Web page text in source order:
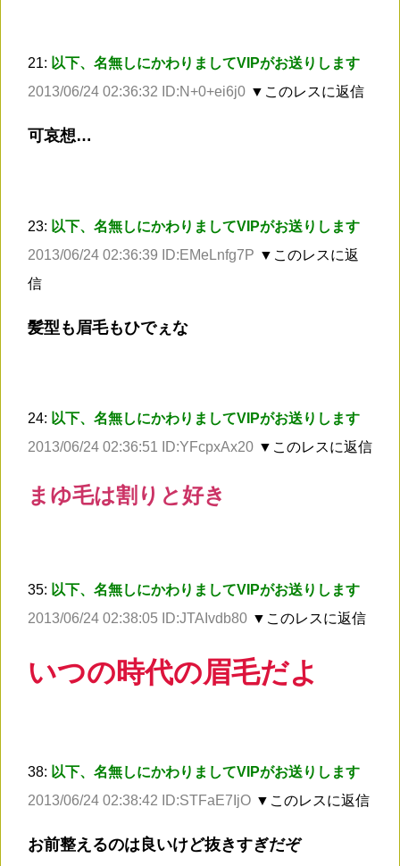
21: 以下、名無しにかわりましてVIPがお送りします
2013/06/24 02:36:32 ID:N+0+ei6j0 ▼このレスに返信
可哀想…
23: 以下、名無しにかわりましてVIPがお送りします
2013/06/24 02:36:39 ID:EMeLnfg7P ▼このレスに返
信
髪型も眉毛もひでぇな
24: 以下、名無しにかわりましてVIPがお送りします
2013/06/24 02:36:51 ID:YFcpxAx20 ▼このレスに返信
まゆ毛は割りと好き
35: 以下、名無しにかわりましてVIPがお送りします
2013/06/24 02:38:05 ID:JTAIvdb80 ▼このレスに返信
いつの時代の眉毛だよ
38: 以下、名無しにかわりましてVIPがお送りします
2013/06/24 02:38:42 ID:STFaE7IjO ▼このレスに返信
お前整えるのは良いけど抜きすぎだぞ